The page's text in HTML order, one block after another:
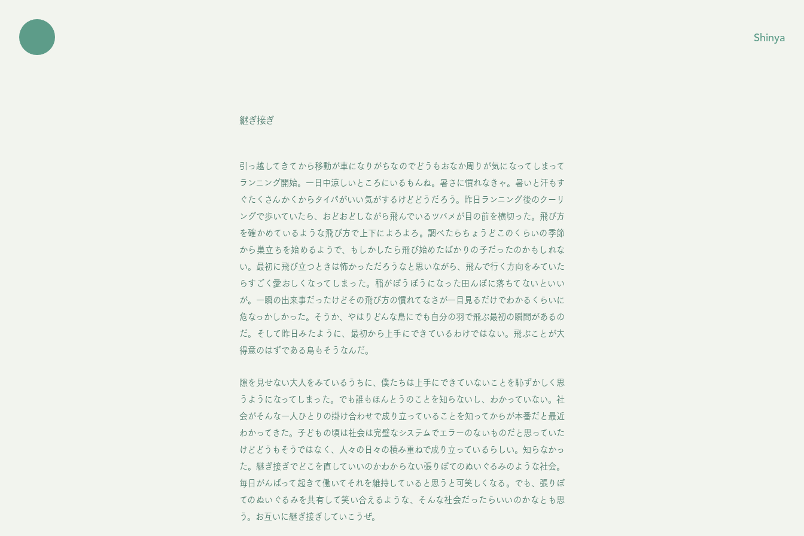
Shinya
継ぎ接ぎ
引っ越してきてから移動が車になりがちなのでどうもおなか周りが気になってしまって
ランニング開始。一日中涼しいところにいるもんね。暑さに慣れなきゃ。暑いと汗もす
ぐたくさんかくからタイパがいい気がするけどどうだろう。昨日ランニング後のクーリ
ングで歩いていたら、おどおどしながら飛んでいるツバメが目の前を横切った。飛び方
を確かめているような飛び方で上下によろよろ。調べたらちょうどこのくらいの季節
から巣立ちを始めるようで、もしかしたら飛び始めたばかりの子だったのかもしれな
い。最初に飛び立つときは怖かっただろうなと思いながら、飛んで行く方向をみていた
らすごく愛おしくなってしまった。稲がぼうぼうになった田んぼに落ちてないといい
が。一瞬の出来事だったけどその飛び方の慣れてなさが一目見るだけでわかるくらいに
危なっかしかった。そうか、やはりどんな鳥にでも自分の羽で飛ぶ最初の瞬間があるの
だ。そして昨日みたように、最初から上手にできているわけではない。飛ぶことが大
得意のはずである鳥もそうなんだ。
隙を見せない大人をみているうちに、僕たちは上手にできていないことを恥ずかしく思
うようになってしまった。でも誰もほんとうのことを知らないし、わかっていない。社
会がそんな一人ひとりの掛け合わせで成り立っていることを知ってからが本番だと最近
わかってきた。子どもの頃は社会は完璧なシステムでエラーのないものだと思っていた
けどどうもそうではなく、人々の日々の積み重ねで成り立っているらしい。知らなかっ
た。継ぎ接ぎでどこを直していいのかわからない張りぼてのぬいぐるみのような社会。
毎日がんばって起きて働いてそれを維持していると思うと可笑しくなる。でも、張りぼ
てのぬいぐるみを共有して笑い合えるような、そんな社会だったらいいのかなとも思
う。お互いに継ぎ接ぎしていこうぜ。